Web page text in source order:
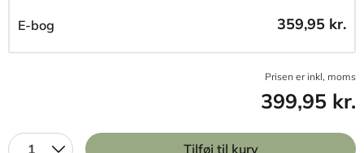
E-bog 359,95 kr.
Prisen er inkl, moms
399,95 kr.
1 Tilføj til kurv